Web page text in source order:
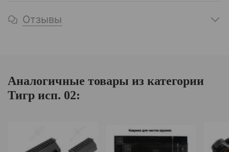
Отзывы
Аналогичные товары из категории
Тигр исп. 02: